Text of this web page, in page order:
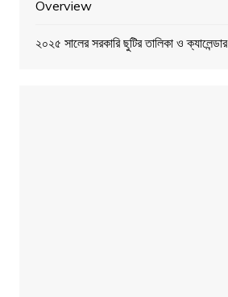
Overview
২০২৫ সালের সরকারি ছুটির তালিকা ও ক্যালেন্ডার